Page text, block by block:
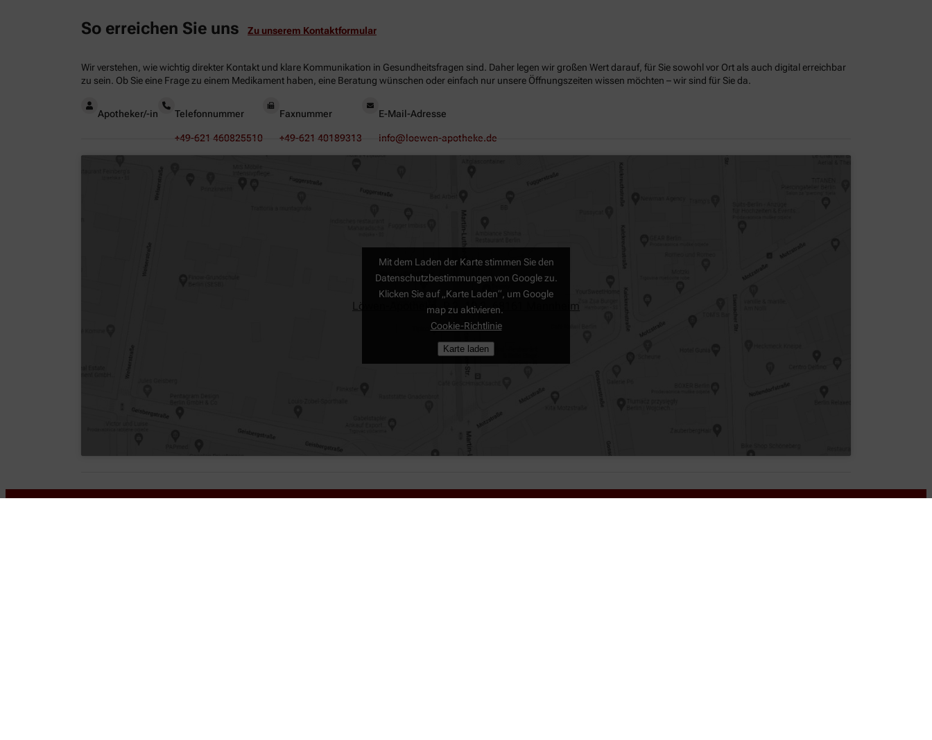
So erreichen Sie uns Zu unserem Kontaktformular
Wir verstehen, wie wichtig direkter Kontakt und klare Kommunikation in Gesundheitsfragen sind. Daher legen wir großen Wert darauf, für Sie sowohl vor Ort als auch digital erreichbar
zu sein. Ob Sie eine Frage zu einem Medikament haben, eine Beratung wünschen oder einfach nur unsere Öffnungszeiten wissen möchten – wir sind für Sie da.
Apotheker/-in Telefonnummer
+49-621 460825510
Faxnummer
+49-621 40189313
E-Mail-Adresse
info@loewen-apotheke.de
Löwen-Apotheke, P 2, 10 2, 68161 Mannheim
Mit dem Laden der Karte stimmen Sie den
Datenschutzbestimmungen von Google zu.
Klicken Sie auf „Karte Laden“, um Google
map zu aktivieren.
Cookie-Richtlinie
Karte laden